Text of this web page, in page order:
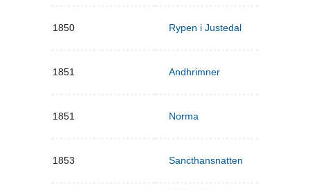
1850 Rypen i Justedal
1851 Andhrimner
1851 Norma
1853 Sancthansnatten